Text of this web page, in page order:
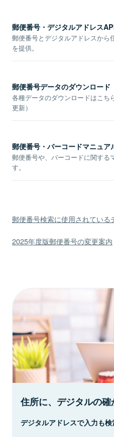
郵便番号・デジタルアドレス
郵便番号とデジタルアドレスから
を提供。
郵便番号データのダウンロード
各種データのダウンロードはこち
更新）
郵便番号・バーコードマニュア
郵便番号や、バーコードに関する
す。
郵便番号検索に使用されている
2025年度版郵便番号の変更案内
住所に、デジタルの確
デジタルアドレスで入力も検